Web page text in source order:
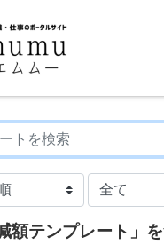
額テンプレート」